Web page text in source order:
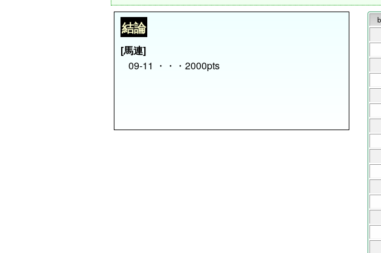
結論
[馬連]
09-11 ・・・2000pts
b